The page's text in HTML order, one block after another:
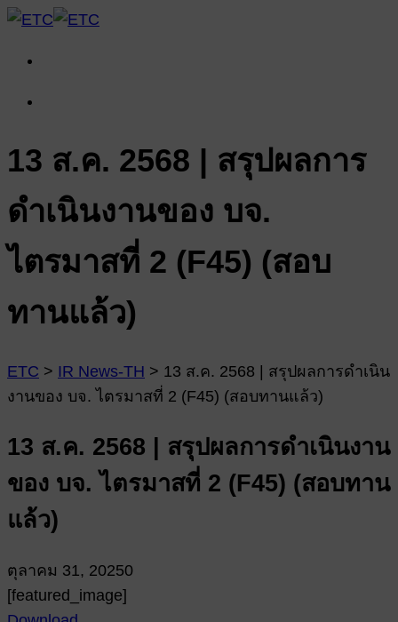
13 ส.ค. 2568 | สรุปผลการ
ดำเนินงานของ บจ.
ไตรมาสที่ 2 (F45) (สอบ
ทานแล้ว)
ETC > IR News-TH > 13 ส.ค. 2568 | สรุปผลการดำเนิน
งานของ บจ. ไตรมาสที่ 2 (F45) (สอบทานแล้ว)
13 ส.ค. 2568 | สรุปผลการดำเนินงาน
ของ บจ. ไตรมาสที่ 2 (F45) (สอบทาน
แล้ว)
ตุลาคม 31, 20250
[featured_image]